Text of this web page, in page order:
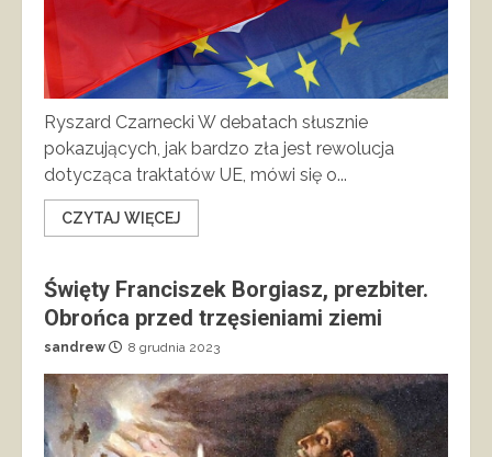
Ryszard Czarnecki W debatach słusznie
pokazujących, jak bardzo zła jest rewolucja
dotycząca traktatów UE, mówi się o...
CZYTAJ WIĘCEJ
Święty Franciszek Borgiasz, prezbiter.
Obrońca przed trzęsieniami ziemi
sandrew 8 grudnia 2023